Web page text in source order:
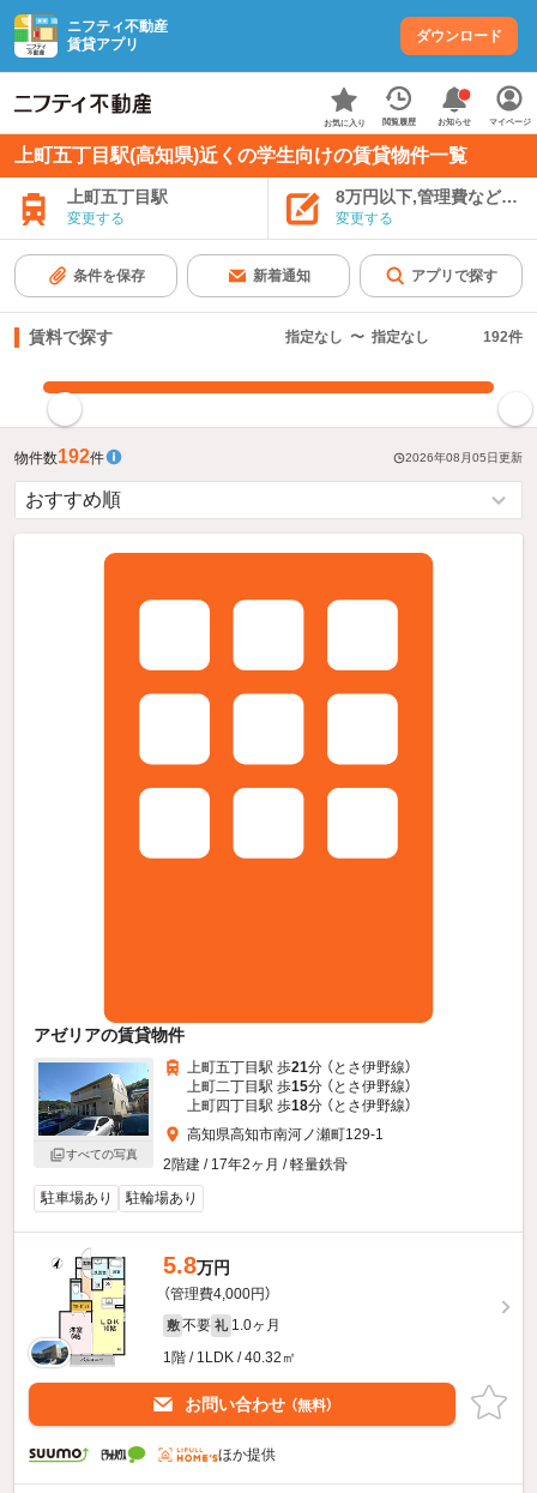
ニフティ不動産
賃貸アプリ
ダウンロード
お気に入り 閲覧履歴 お知らせ マイページ
上町五丁目駅(高知県)近くの学生向けの賃貸物件一覧
上町五丁目駅
変更する
8万円以下,管理費など込み
変更する
条件を保存 新着通知 アプリで探す
賃料で探す 指定なし 〜 指定なし 192件
物件数192件 2026年08月05日更新
アゼリアの賃貸物件
すべての写真
上町五丁目駅 歩21分 （とさ伊野線）
上町二丁目駅 歩15分 （とさ伊野線）
上町四丁目駅 歩18分 （とさ伊野線）
高知県高知市南河ノ瀬町129-1
2階建 / 17年2ヶ月 / 軽量鉄骨
駐車場あり
駐輪場あり
5.8万円
（管理費4,000円）
敷 不要 礼 1.0ヶ月
1階 / 1LDK / 40.32㎡
お問い合わせ （無料）
ほか提供